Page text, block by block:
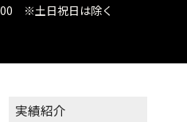
※土日祝日は除く
実績紹介